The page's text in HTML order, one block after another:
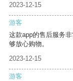
2023-12-15
游客
这款app的售后服务
够放心购物。
2023-12-15
游客